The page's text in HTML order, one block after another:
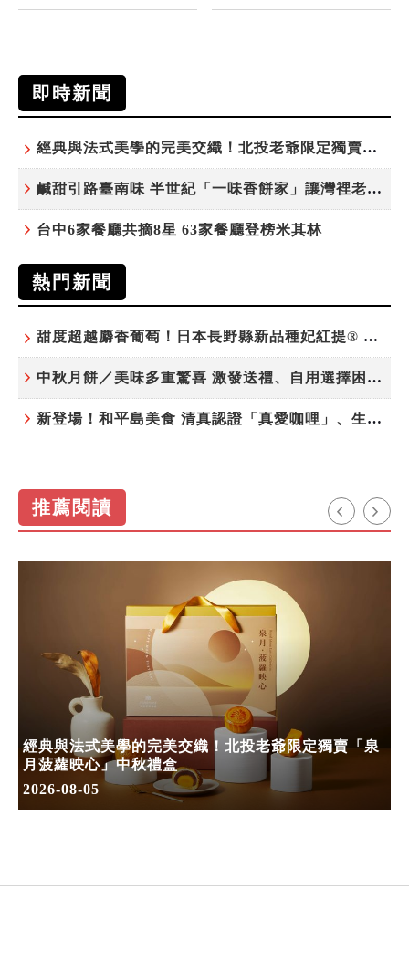
即時新聞
經典與法式美學的完美交織！北投老爺限定獨賣「泉月菠蘿映心」中秋禮盒
鹹甜引路臺南味 半世紀「一味香餅家」讓灣裡老街散發餅香
台中6家餐廳共摘8星 63家餐廳登榜米其林
熱門新聞
甜度超越麝香葡萄！日本長野縣新品種妃紅提® 微風超市限期販售
中秋月餅／美味多重驚喜 激發送禮、自用選擇困難症
新登場！和平島美食 清真認證「真愛咖哩」、生態飲食「禾口丘」
推薦閱讀
經典與法式美學的完美交織！北投老爺限定獨賣「泉
月菠蘿映心」中秋禮盒
2026-08-05